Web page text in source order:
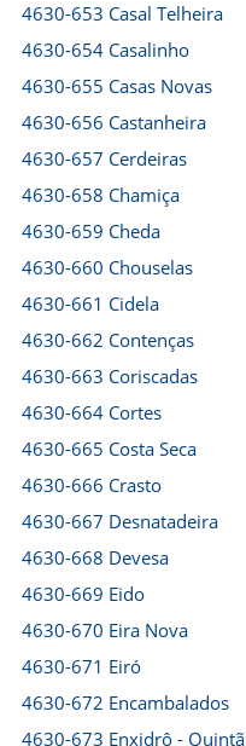
4630-653 Casal Telheira
4630-654 Casalinho
4630-655 Casas Novas
4630-656 Castanheira
4630-657 Cerdeiras
4630-658 Chamiça
4630-659 Cheda
4630-660 Chouselas
4630-661 Cidela
4630-662 Contenças
4630-663 Coriscadas
4630-664 Cortes
4630-665 Costa Seca
4630-666 Crasto
4630-667 Desnatadeira
4630-668 Devesa
4630-669 Eido
4630-670 Eira Nova
4630-671 Eiró
4630-672 Encambalados
4630-673 Enxidrô - Quintã